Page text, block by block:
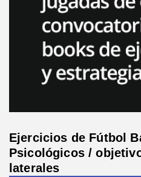
Ejercicios de Fútbol
Psicológicos /
laterales